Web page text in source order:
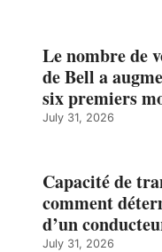
Le nombre de
de Bell a
six premiers
July 31, 2026
Capacité de
comment
d’un
July 31, 2026